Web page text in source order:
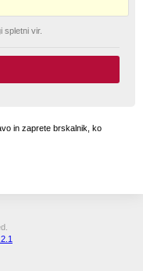
spletni vir.
in zaprete brskalnik, ko